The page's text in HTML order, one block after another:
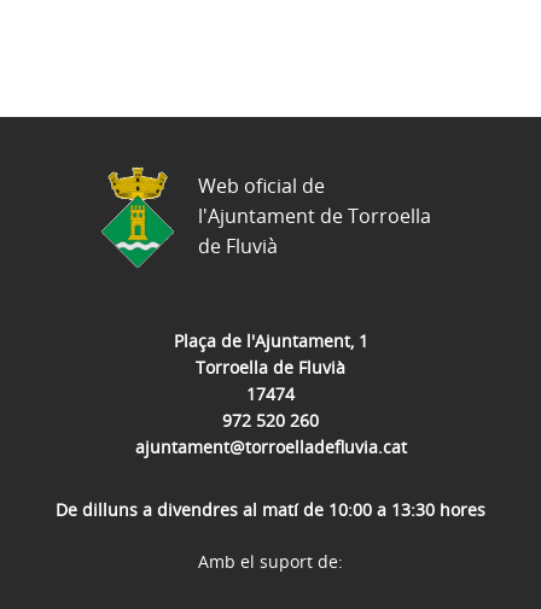
Plaça de l'Ajuntament, 1
Torroella de Fluvià
17474
972 520 260
ajuntament@torroelladefluvia.cat
De dilluns a divendres al matí de 10:00 a 13:30 hores
Web oficial de
l'Ajuntament de Torroella
de Fluvià
Amb el suport de: